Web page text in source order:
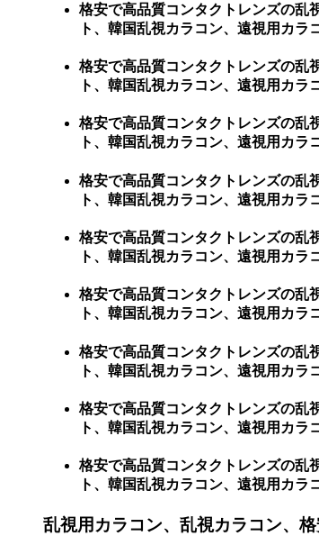
格安で高品質コンタクトレンズの乱
ト、韓国乱視カラコン、遠視用カ
格安で高品質コンタクトレンズの乱
ト、韓国乱視カラコン、遠視用カ
格安で高品質コンタクトレンズの乱
ト、韓国乱視カラコン、遠視用カ
格安で高品質コンタクトレンズの乱
ト、韓国乱視カラコン、遠視用カ
格安で高品質コンタクトレンズの乱
ト、韓国乱視カラコン、遠視用カ
格安で高品質コンタクトレンズの乱
ト、韓国乱視カラコン、遠視用カ
格安で高品質コンタクトレンズの乱
ト、韓国乱視カラコン、遠視用カ
格安で高品質コンタクトレンズの乱
ト、韓国乱視カラコン、遠視用カ
格安で高品質コンタクトレンズの乱
ト、韓国乱視カラコン、遠視用カ
乱視用カラコン、乱視カラコン、